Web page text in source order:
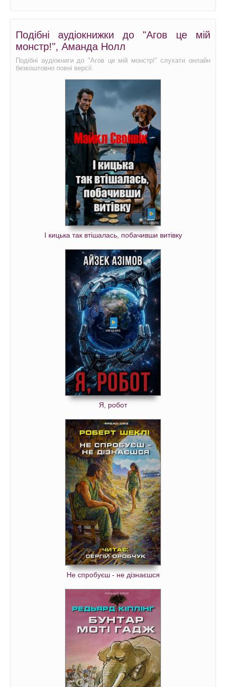
Подібні аудіокнижки до "Агов це мій
монстр!", Аманда Нолл
Подібні аудіокниги до "Агов це мій монстр!" слухати онлайн
безкоштовно повні версії.
І кицька так втішалась, побачивши витівку
Я, робот
Не спробуєш - не дізнаєшся